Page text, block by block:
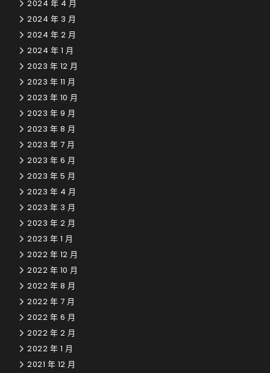
2024 年 4 月
2024 年 3 月
2024 年 2 月
2024 年 1 月
2023 年 12 月
2023 年 11 月
2023 年 10 月
2023 年 9 月
2023 年 8 月
2023 年 7 月
2023 年 6 月
2023 年 5 月
2023 年 4 月
2023 年 3 月
2023 年 2 月
2023 年 1 月
2022 年 12 月
2022 年 10 月
2022 年 8 月
2022 年 7 月
2022 年 6 月
2022 年 2 月
2022 年 1 月
2021 年 12 月